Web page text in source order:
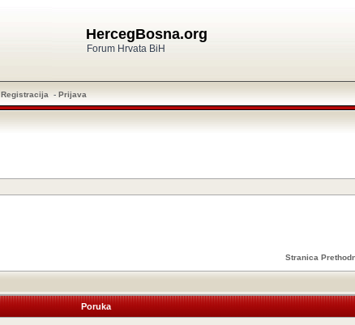
HercegBosna.org
Forum Hrvata BiH
Registracija - Prijava
Stranica
Poruka